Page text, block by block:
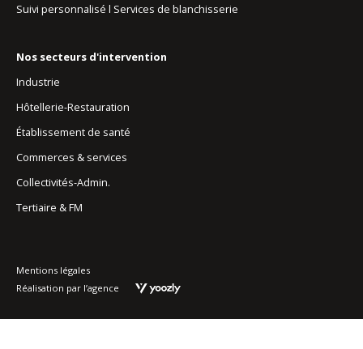
Suivi personnalisé l Services de blanchisserie
Nos secteurs d'intervention
Industrie
Hôtellerie-Restauration
Établissement de santé
Commerces & services
Collectivités-Admin.
Tertiaire & FM
Mentions légales
Réalisation par l’agence